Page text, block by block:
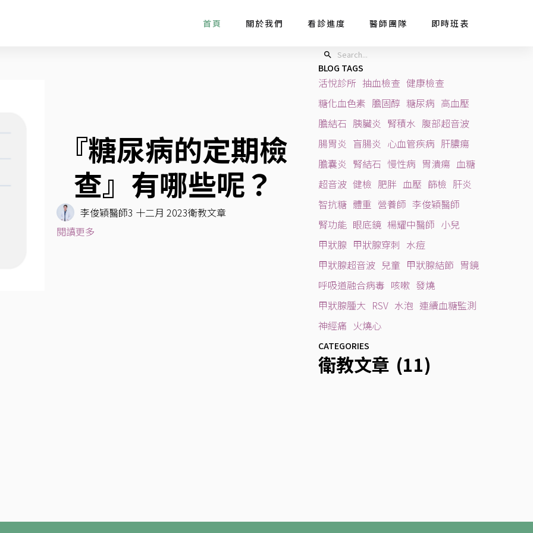
首頁 關於我們 看診進度 醫師團隊 即時班表
『糖尿病的定期檢
查』有哪些呢？
李俊穎醫師3 十二月 2023衛教文章
閱讀更多
BLOG TAGS
活悅診所 抽血檢查 健康檢查
糖化血色素 膽固醇 糖尿病 高血壓
膽結石 胰臟炎 腎積水 腹部超音波
腸胃炎 盲腸炎 心血管疾病 肝膿瘍
膽囊炎 腎結石 慢性病 胃潰瘍 血糖
超音波 健檢 肥胖 血壓 篩檢 肝炎
智抗糖 體重 營養師 李俊穎醫師
腎功能 眼底鏡 楊耀中醫師 小兒
甲狀腺 甲狀腺穿刺 水痘
甲狀腺超音波 兒童 甲狀腺結節 胃鏡
呼吸道融合病毒 咳嗽 發燒
甲狀腺腫大 RSV 水泡 連續血糖監測
神經痛 火燒心
CATEGORIES
衛教文章 (11)